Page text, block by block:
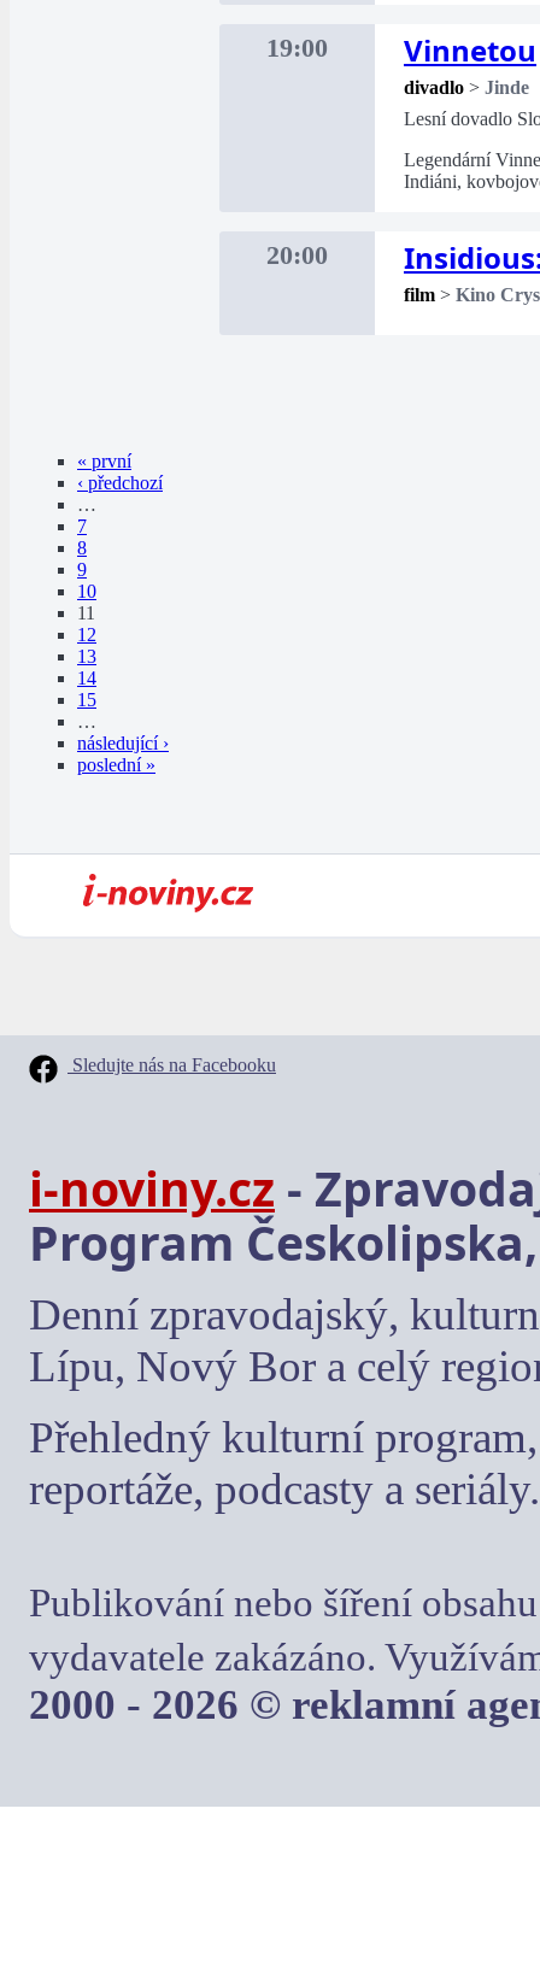
19:00 Vinnetou
divadlo > Jinde
Lesní dovadlo
Legendární
Indiáni,
20:00
film > Kino
« první
‹ předchozí
…
7
8
9
10
11
12
13
14
15
…
následující ›
poslední »
Sledujte nás na Facebooku
i-noviny.cz -
Program
Denní zpravodajský,
Lípu, Nový Bor a celý
Přehledný kulturní
reportáže, podcasty a seriály.
Publikování nebo šíření
vydavatele zakázáno.
2000 - 2026 © reklamní